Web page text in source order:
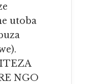
utoba
NGO